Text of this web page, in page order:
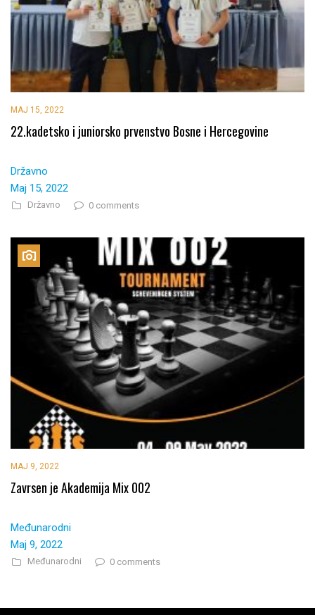
MAJ 15, 2022
22.kadetsko i juniorsko prvenstvo Bosne i Hercegovine
Državno
Maj 15, 2022
Državno 0 comments
MAJ 9, 2022
Zavrsen je Akademija Mix 002
Međunarodni
Maj 9, 2022
Međunarodni 0 comments